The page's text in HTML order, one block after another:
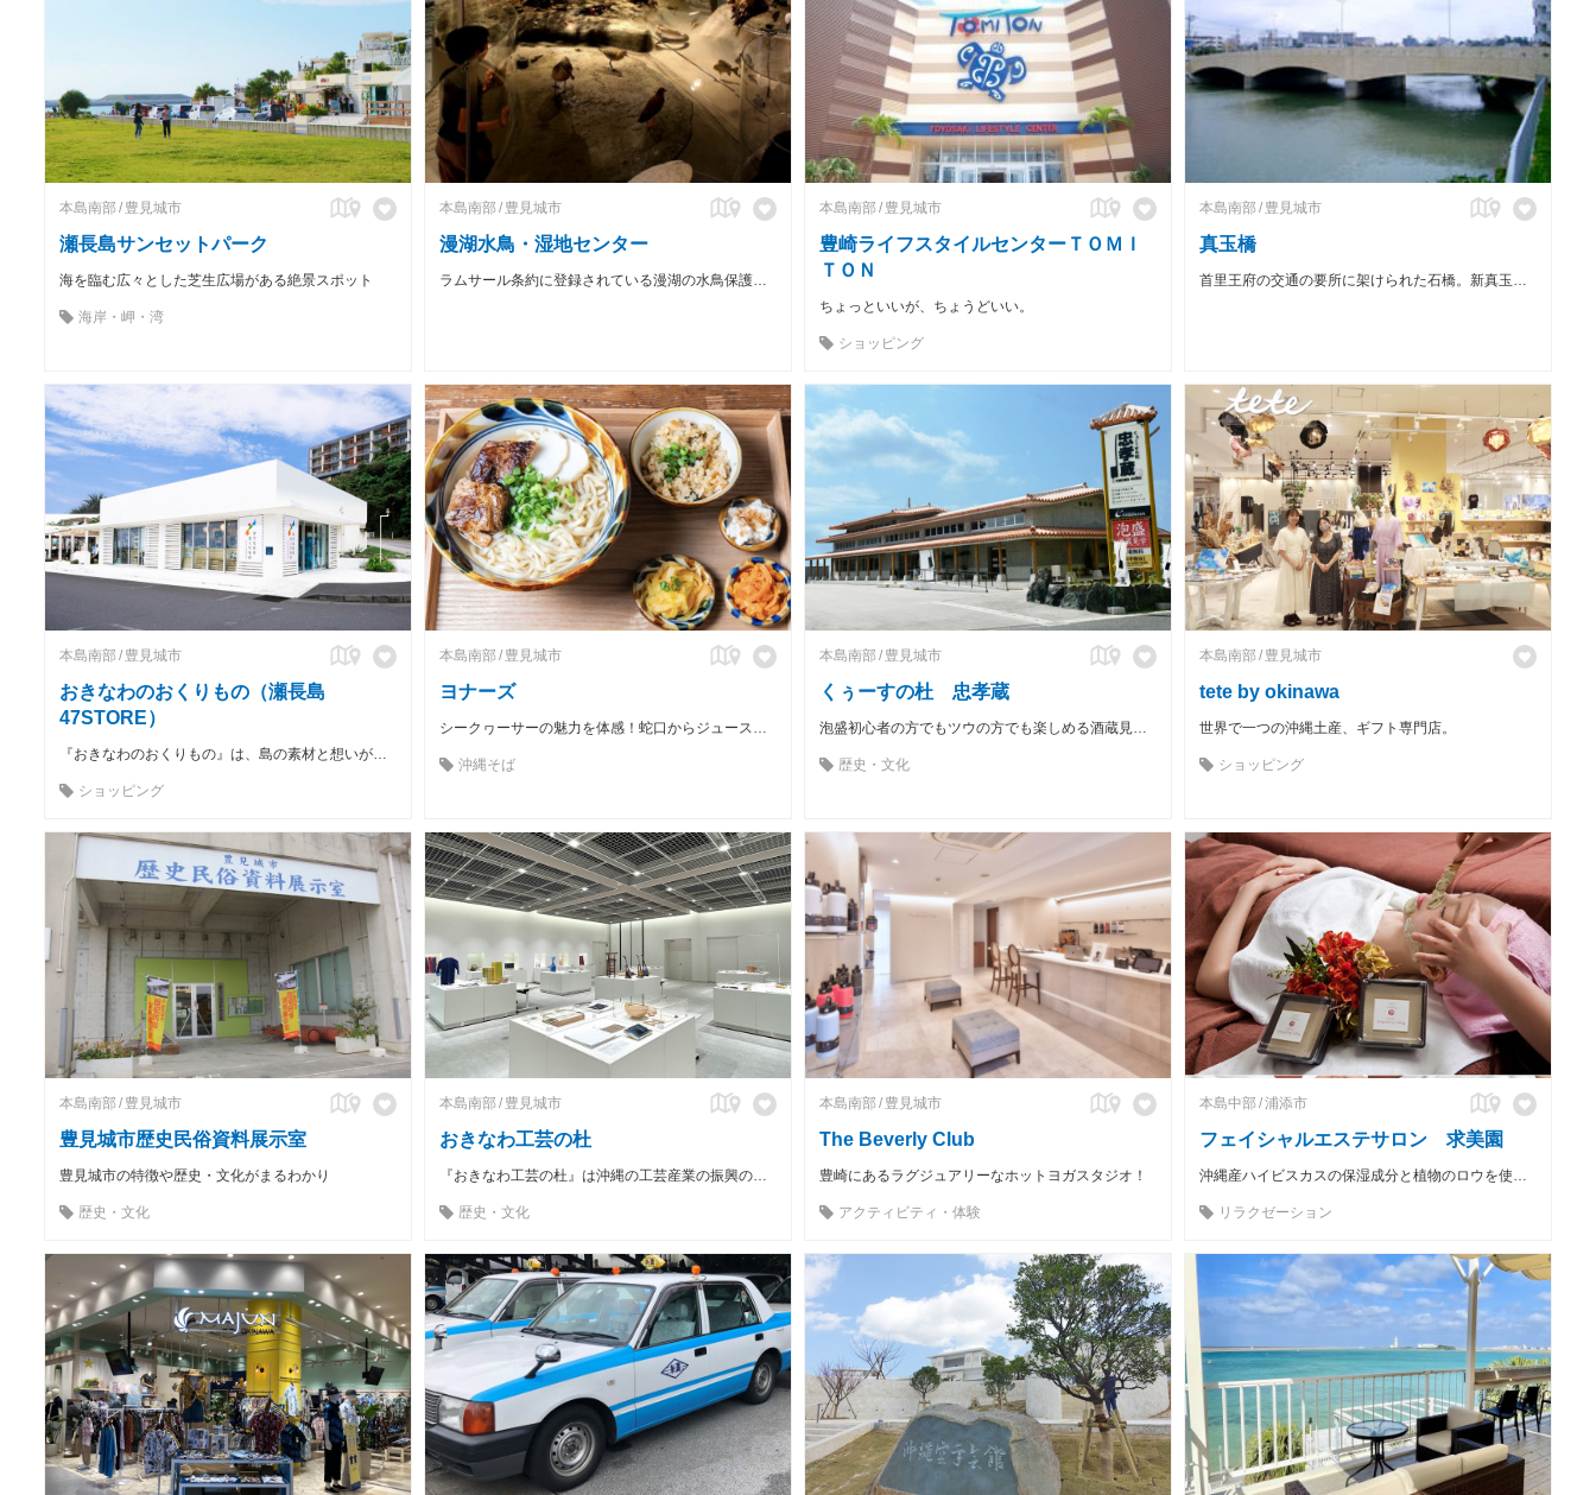
本島南部 豊見城市
瀬長島サンセットパーク
海を臨む広々とした芝生広場がある絶景スポット
海岸・岬・湾
本島南部 豊見城市
漫湖水鳥・湿地センター
ラムサール条約に登録されている漫湖の水鳥保護と湿地保全。
本島南部 豊見城市
豊崎ライフスタイルセンターＴＯＭＩ
ＴＯＮ
ちょっといいが、ちょうどいい。
ショッピング
本島南部 豊見城市
真玉橋
首里王府の交通の要所に架けられた石橋。新真玉橋の開通で昔を偲ぶ。
本島南部 豊見城市
おきなわのおくりもの（瀬長島
47STORE）
『おきなわのおくりもの』は、島の素材と想いが詰まったとっておきの"おくりもの"をお届けするセレクトショップです。
ショッピング
本島南部 豊見城市
ヨナーズ
シークヮーサーの魅力を体感！蛇口からジュースが出る直売スポット
沖縄そば
本島南部 豊見城市
くぅーすの杜 忠孝蔵
泡盛初心者の方でもツウの方でも楽しめる酒蔵見学施設！！ 年中無休、試飲&見学無料、工場見学はスタッフが丁寧に案内します。地下貯蔵庫では最長20年間泡盛をお預かり出来ます。
歴史・文化
本島南部 豊見城市
tete by okinawa
世界で一つの沖縄土産、ギフト専門店。
ショッピング
本島南部 豊見城市
豊見城市歴史民俗資料展示室
豊見城市の特徴や歴史・文化がまるわかり
歴史・文化
本島南部 豊見城市
おきなわ工芸の杜
『おきなわ工芸の杜』は沖縄の工芸産業の振興のため、人と技術・情報の交流拠点となる施設です。 当施設には工芸品への理解を深め、未来へ繋げていくための３つの役割があります。
歴史・文化
本島南部 豊見城市
The Beverly Club
豊崎にあるラグジュアリーなホットヨガスタジオ！
アクティビティ・体験
本島中部 浦添市
フェイシャルエステサロン 求美園
沖縄産ハイビスカスの保湿成分と植物のロウを使用したワックスでお顔のうぶ毛脱毛とピーリングができる、ワックス美顔の求美園です。お気軽にどうぞ。
リラクゼーション